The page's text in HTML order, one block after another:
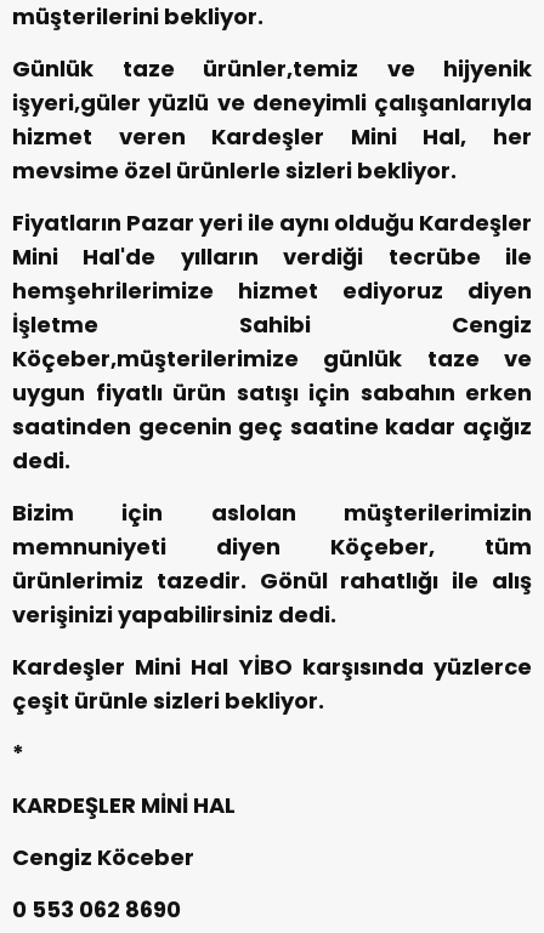
müşterilerini bekliyor.
Günlük taze ürünler,temiz ve hijyenik
işyeri,güler yüzlü ve deneyimli çalışanlarıyla
hizmet veren Kardeşler Mini Hal, her
mevsime özel ürünlerle sizleri bekliyor.
Fiyatların Pazar yeri ile aynı olduğu Kardeşler
Mini Hal'de yılların verdiği tecrübe ile
hemşehrilerimize hizmet ediyoruz diyen
İşletme Sahibi Cengiz
Köçeber,müşterilerimize günlük taze ve
uygun fiyatlı ürün satışı için sabahın erken
saatinden gecenin geç saatine kadar açığız
dedi.
Bizim için aslolan müşterilerimizin
memnuniyeti diyen Köçeber, tüm
ürünlerimiz tazedir. Gönül rahatlığı ile alış
verişinizi yapabilirsiniz dedi.
Kardeşler Mini Hal YİBO karşısında yüzlerce
çeşit ürünle sizleri bekliyor.
*
KARDEŞLER MİNİ HAL
Cengiz Köceber
0 553 062 8690